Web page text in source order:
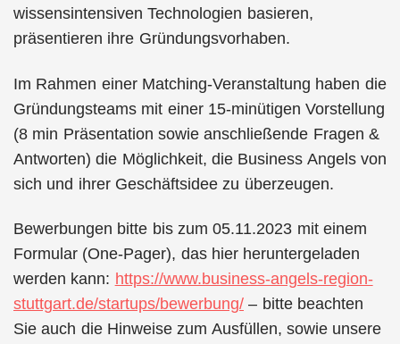
wissensintensiven Technologien basieren,
präsentieren ihre Gründungsvorhaben.
Im Rahmen einer Matching-Veranstaltung haben die
Gründungsteams mit einer 15-minütigen Vorstellung
(8 min Präsentation sowie anschließende Fragen &
Antworten) die Möglichkeit, die Business Angels von
sich und ihrer Geschäftsidee zu überzeugen.
Bewerbungen bitte bis zum 05.11.2023 mit einem
Formular (One-Pager), das hier heruntergeladen
werden kann: https://www.business-angels-region-
stuttgart.de/startups/bewerbung/ – bitte beachten
Sie auch die Hinweise zum Ausfüllen, sowie unsere